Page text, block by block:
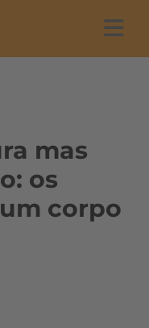
mas
os
corpo